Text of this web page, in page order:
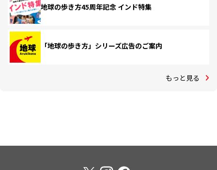
地球の歩き方45周年記念 インド特集
「地球の歩き方」シリーズ広告のご案内
もっと見る